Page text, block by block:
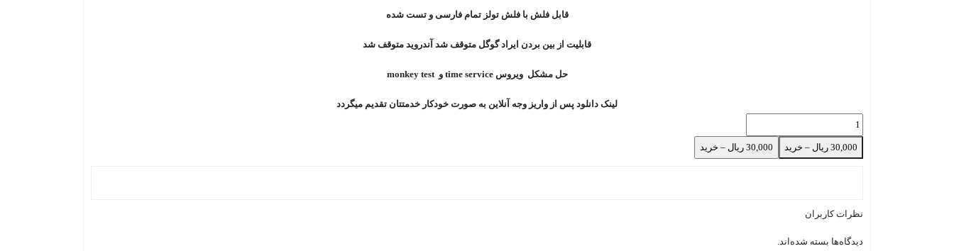
قابل فلش با فلش تولز تمام فارسی و تست شده
قابلیت از بین بردن ایراد گوگل متوقف شد آندروید متوقف شد
حل مشکل ویروس time service و monkey test
لینک دانلود پس از واریز وجه آنلاین به صورت خودکار خدمتتان تقدیم میگردد
30,000 ریال – خرید
نظرات کاربران
دیدگاه‌ها بسته شده‌اند.